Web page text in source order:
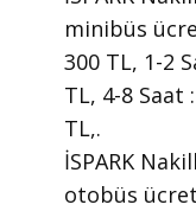
minibüs
300 TL, 1-2
TL, 4-8 Saat
TL,.
İSPARK
otobüs